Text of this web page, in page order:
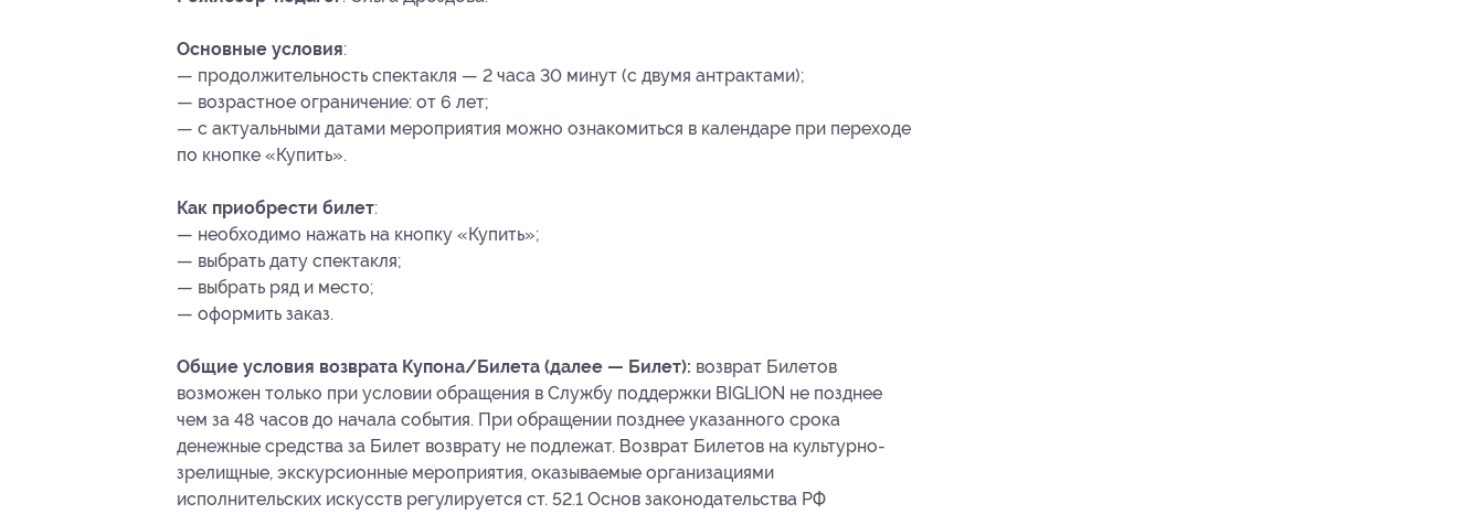
Основные условия:
— продолжительность спектакля — 2 часа 30 минут (с двумя антрактами);
— возрастное ограничение: от 6 лет;
— с актуальными датами мероприятия можно ознакомиться в календаре при переходе
по кнопке «Купить».
Как приобрести билет:
— необходимо нажать на кнопку «Купить»;
— выбрать дату спектакля;
— выбрать ряд и место;
— оформить заказ.
Общие условия возврата Купона/Билета (далее — Билет): возврат Билетов
возможен только при условии обращения в Службу поддержки BIGLION не позднее
чем за 48 часов до начала события. При обращении позднее указанного срока
денежные средства за Билет возврату не подлежат. Возврат Билетов на культурно-
зрелищные, экскурсионные мероприятия, оказываемые организациями
исполнительских искусств регулируется ст. 52.1 Основ законодательства РФ